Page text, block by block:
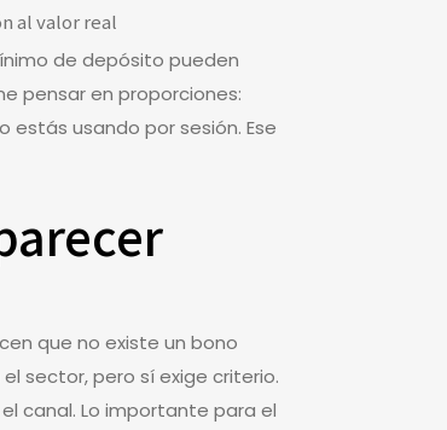
al valor real
de depósito pueden
pensar en proporciones:
usando por sesión. Ese
que no existe un bono
sector, pero sí exige criterio.
canal. Lo importante para el